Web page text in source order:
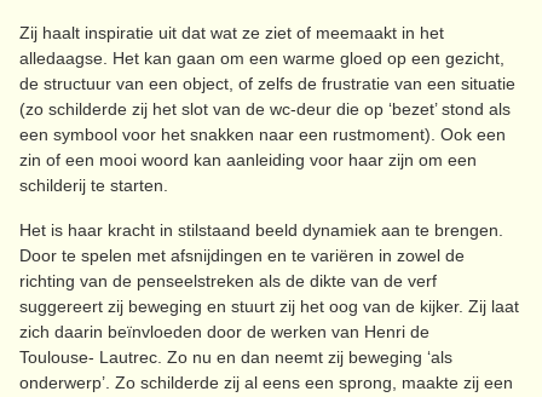
Zij haalt inspiratie uit dat wat ze ziet of meemaakt in het
alledaagse. Het kan gaan om een warme gloed op een gezicht,
de structuur van een object, of zelfs de frustratie van een situatie
(zo schilderde zij het slot van de wc-deur die op ‘bezet’ stond als
een symbool voor het snakken naar een rustmoment). Ook een
zin of een mooi woord kan aanleiding voor haar zijn om een
schilderij te starten.
Het is haar kracht in stilstaand beeld dynamiek aan te brengen.
Door te spelen met afsnijdingen en te variëren in zowel de
richting van de penseelstreken als de dikte van de verf
suggereert zij beweging en stuurt zij het oog van de kijker. Zij laat
zich daarin beïnvloeden door de werken van Henri de
Toulouse- Lautrec. Zo nu en dan neemt zij beweging ‘als
onderwerp’. Zo schilderde zij al eens een sprong, maakte zij een